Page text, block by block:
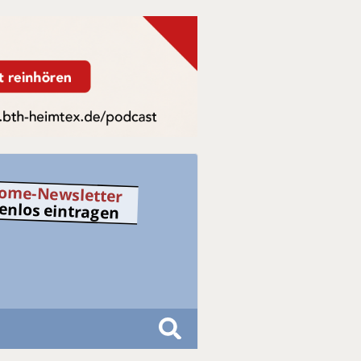
Newsletter
eintragen
S